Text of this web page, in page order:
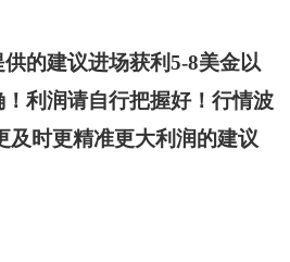
的建议进场获利5-8美金以
利润请自行把握好！ 行情波
及时更精准更大利润的建议